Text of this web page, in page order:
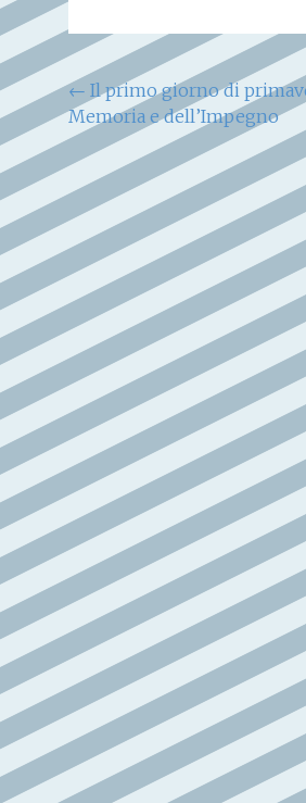
Navigazione
articoli
← Il primo giorno di
Memoria e dell’Impegno